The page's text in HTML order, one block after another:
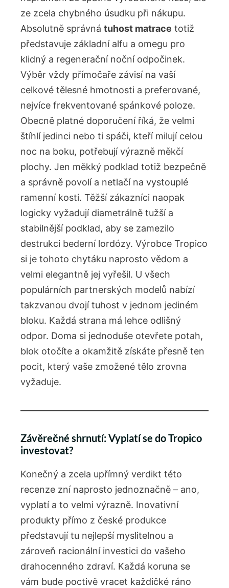
ze zcela chybného úsudku při nákupu.
Absolutně správná tuhost matrace totiž
představuje základní alfu a omegu pro
klidný a regenerační noční odpočinek.
Výběr vždy přímočaře závisí na vaší
celkové tělesné hmotnosti a preferované,
nejvíce frekventované spánkové poloze.
Obecně platné doporučení říká, že velmi
štíhlí jedinci nebo ti spáči, kteří milují celou
noc na boku, potřebují výrazně měkčí
plochy. Jen měkký podklad totiž bezpečně
a správně povolí a netlačí na vystouplé
ramenní kosti. Těžší zákazníci naopak
logicky vyžadují diametrálně tužší a
stabilnější podklad, aby se zamezilo
destrukci bederní lordózy. Výrobce Tropico
si je tohoto chytáku naprosto vědom a
velmi elegantně jej vyřešil. U všech
populárních partnerských modelů nabízí
takzvanou dvojí tuhost v jednom jediném
bloku. Každá strana má lehce odlišný
odpor. Doma si jednoduše otevřete potah,
blok otočíte a okamžitě získáte přesně ten
pocit, který vaše zmožené tělo zrovna
vyžaduje.
Závěrečné shrnutí: Vyplatí se do Tropico
investovat?
Konečný a zcela upřímný verdikt této
recenze zní naprosto jednoznačně – ano,
vyplatí a to velmi výrazně. Inovativní
produkty přímo z české produkce
představují tu nejlepší myslitelnou a
zároveň racionální investici do vašeho
drahocenného zdraví. Každá koruna se
vám bude poctivě vracet každičké ráno